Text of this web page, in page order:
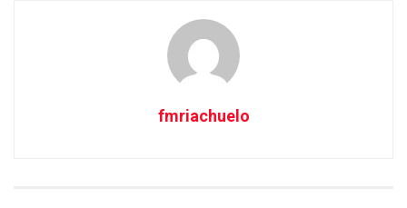
fmriachuelo